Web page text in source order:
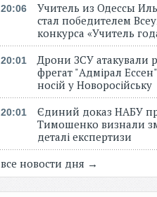
20:06
Учитель из Одессы
стал победителем
конкурса «Учитель
20:01
Дрони ЗСУ атакували
фрегат "Адмірал
носій у Новоросійську
20:01
Єдиний доказ НАБУ
Тимошенко визнали
деталі експертизи
все новости дня →